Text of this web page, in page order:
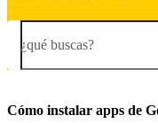
¿qué buscas?
Cómo instalar apps de